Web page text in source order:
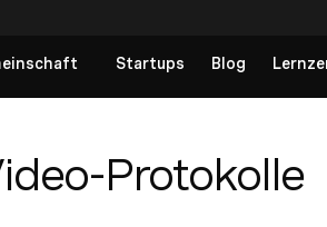
Startups Blog
Protokolle